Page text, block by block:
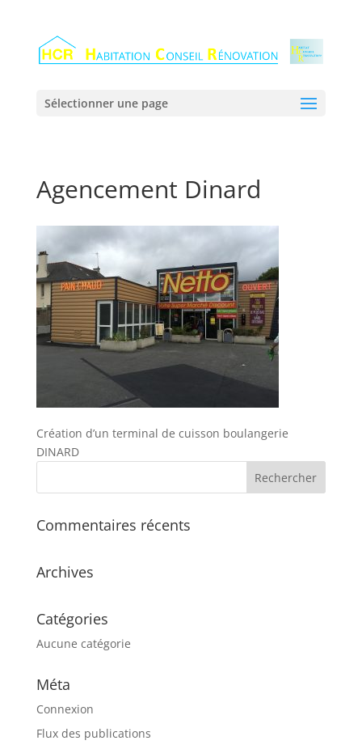
Sélectionner une page
Agencement Dinard
Création d’un terminal de cuisson boulangerie
DINARD
Commentaires récents
Archives
Catégories
Aucune catégorie
Méta
Connexion
Flux des publications